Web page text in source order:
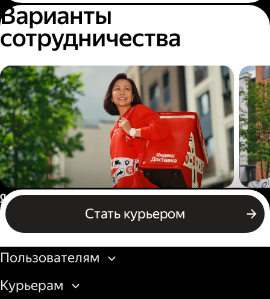
Варианты
сотрудничества
Пеший курьер
Стать курьером
Россия
Бизнесу
Пользователям
Курьерам